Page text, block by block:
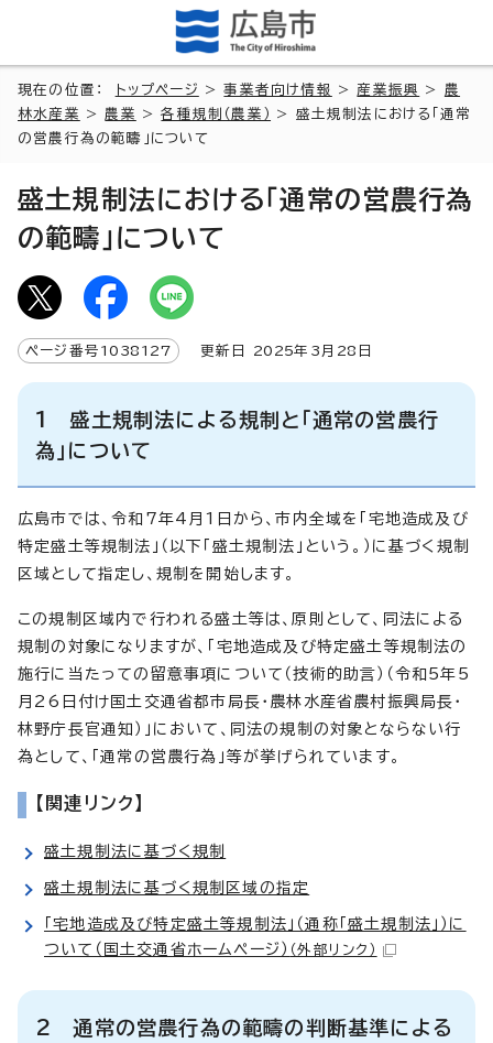
現在の位置： トップページ >事業者向け情報 > 産業振興 > 農
林水産業
> 農業 >各種規制（農業）
> 盛土規制法における「通常
の営農行為の範疇」について
盛土規制法における「通常の営農行為
の範疇」について
ページ番号 1038127 更新日 2025年3月 28 日
1 盛土規制法による規制と「通常の営農行
為」について
広島市では、令和7年4月1日から、市内全域を「宅地造成及び
特定盛土等規制法」（以下「盛土規制法」という。）に基づく規制
区域として指定し、規制を開始します。
この規制区域内で行われる盛土等は、原則として、同法による
規制の対象になりますが、「宅地造成及び特定盛土等規制法の
施行に当たっての留意事項について（技術的助言）（令和5年5
月26日付け国土交通省都市局長・農林水産省農村振興局長・
林野庁長官通知）」において、同法の規制の対象とならない行
為として、「通常の営農行為」等が挙げられています。
【関連リンク】
盛土規制法に基づく規制
盛土規制法に基づく規制区域の指定
「宅地造成及び特定盛土等規制法」（通称「盛土規制法」）に
ついて（国土交通省ホームページ） （外部リンク）
2 通常の営農行為の範疇の判断基準による